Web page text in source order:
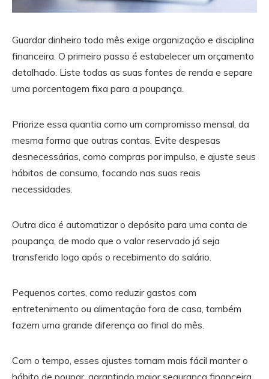
Guardar dinheiro todo mês exige organização e disciplina
financeira. O primeiro passo é estabelecer um orçamento
detalhado. Liste todas as suas fontes de renda e separe
uma porcentagem fixa para a poupança.
Priorize essa quantia como um compromisso mensal, da
mesma forma que outras contas. Evite despesas
desnecessárias, como compras por impulso, e ajuste seus
hábitos de consumo, focando nas suas reais
necessidades.
Outra dica é automatizar o depósito para uma conta de
poupança, de modo que o valor reservado já seja
transferido logo após o recebimento do salário.
Pequenos cortes, como reduzir gastos com
entretenimento ou alimentação fora de casa, também
fazem uma grande diferença ao final do mês.
Com o tempo, esses ajustes tornam mais fácil manter o
hábito de poupar, garantindo maior segurança financeira